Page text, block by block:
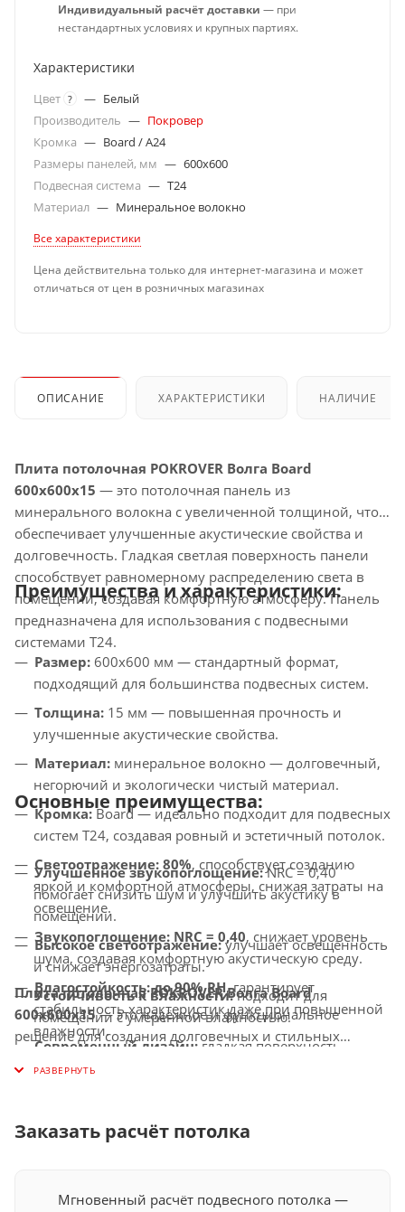
Индивидуальный расчёт доставки — при
нестандартных условиях и крупных партиях.
Характеристики
Цвет ? — Белый
Производитель — Покровер
Кромка — Board / A24
Размеры панелей, мм — 600x600
Подвесная система — T24
Материал — Минеральное волокно
Все характеристики
Цена действительна только для интернет-магазина и может
отличаться от цен в розничных магазинах
ОПИСАНИЕ ХАРАКТЕРИСТИКИ НАЛИЧИЕ
Плита потолочная POKROVER Волга Board
600x600x15 — это потолочная панель из
минерального волокна с увеличенной толщиной, что
обеспечивает улучшенные акустические свойства и
долговечность. Гладкая светлая поверхность панели
способствует равномерному распределению света в
помещении, создавая комфортную атмосферу. Панель
предназначена для использования с подвесными
системами T24.
Преимущества и характеристики:
Размер: 600x600 мм — стандартный формат,
подходящий для большинства подвесных систем.
Толщина: 15 мм — повышенная прочность и
улучшенные акустические свойства.
Материал: минеральное волокно — долговечный,
негорючий и экологически чистый материал.
Кромка:Board — идеально подходит для подвесных
систем T24, создавая ровный и эстетичный потолок.
Светоотражение: 80%, способствует созданию
яркой и комфортной атмосферы, снижая затраты на
освещение.
Звукопоглощение: NRC = 0,40, снижает уровень
шума, создавая комфортную акустическую среду.
Влагостойкость: до 90% RH, гарантирует
стабильность характеристик даже при повышенной
влажности.
Основные преимущества:
Улучшенное звукопоглощение:NRC = 0,40
помогает снизить шум и улучшить акустику в
помещении.
Высокое светоотражение:улучшает освещённость
и снижает энергозатраты.
Устойчивость к влажности:подходит для
помещений с умеренной влажностью.
Современный дизайн:гладкая поверхность
придаёт потолку эстетичный вид.
Плита потолочная POKROVER Волга Board
600x600x15— это надёжное и функциональное
решение для создания долговечных и стильных
Заказать расчёт потолка
Мгновенный расчёт подвесного потолка —